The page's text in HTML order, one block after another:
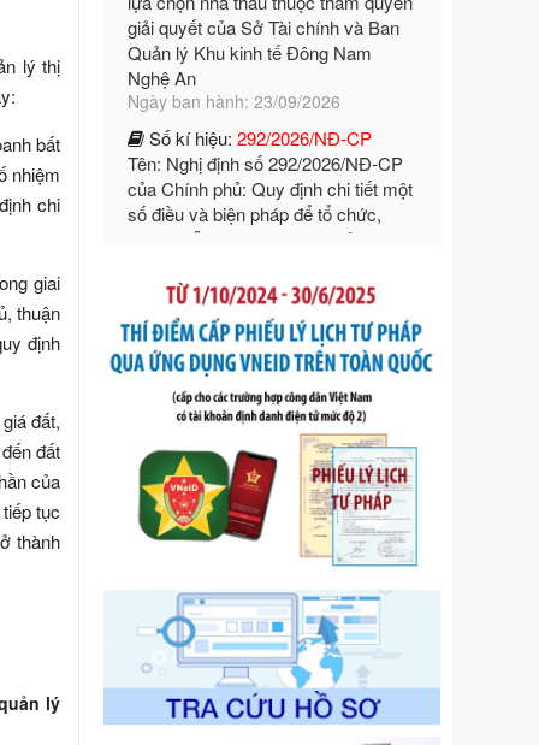
lý thị
bất
nhiệm
chi
giai
thuận
định
đất,
đất
của
tục
thành
lý
Số kí hiệu: 292/2026/NĐ-CP
Tên: Nghị định số 292/2026/NĐ-CP
của Chính phủ: Quy định chi tiết một
số điều và biện pháp để tổ chức,
hướng dẫn thi hành Luật Quản lý
ngoại thương
Ngày ban hành: 21/07/2026
Số kí hiệu:292/2026/NĐ-CP
Tên: Nghị định số 292/2026/NĐ-CP
số điều và biện pháp để tổ chức,
hướng dẫn thi hành Luật Quản lý
ngoại thương
Ngày ban hành: 21/07/2026
Số kí hiệu:105/2026/TT-BTC
Tên: Thông tư số 105/2026/TT-BTC
của Bộ Tài chính: Bãi bỏ Thông tư số
87/2019/TT- BТC ngày 19 tháng 12
năm 2019 của Bộ trưởng Bộ Tài
chính hướng dẫn thực hiện xử phạt
vi phạm hành chính trong lĩnh vực
Ngày ban hành: 21/07/2026
Số kí hiệu:291/2026/NĐ-CP
Tên: Nghị định số 291/2026/NĐ-CP
của Chính phủ: Sửa đổi, bổ sung
một số điều của Nghị định số